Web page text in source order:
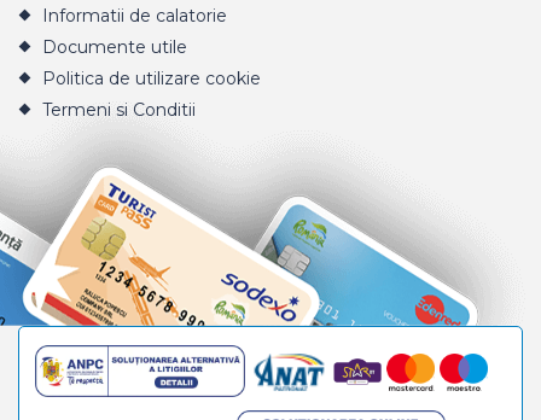
Informatii de calatorie
Documente utile
Politica de utilizare cookie
Termeni si Conditii